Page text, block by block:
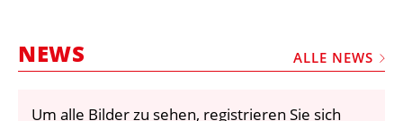
NEWS ALLE NEWS
Um alle Bilder zu sehen, registrieren Sie sich